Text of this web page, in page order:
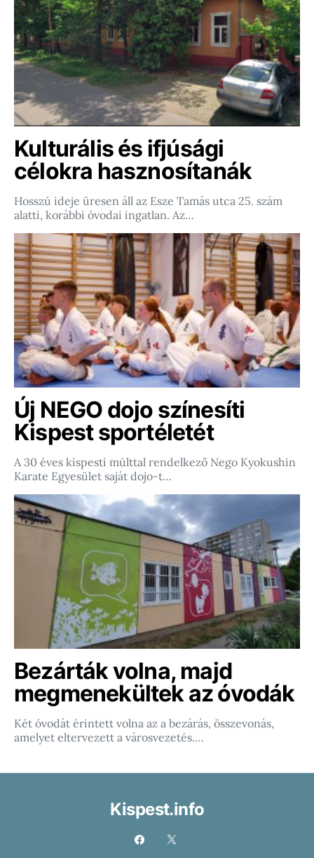
Kulturális és ifjúsági
célokra hasznosítanák
Hosszú ideje üresen áll az Esze Tamás utca 25. szám
alatti, korábbi óvodai ingatlan. Az…
Új NEGO dojo színesíti
Kispest sportéletét
A 30 éves kispesti múlttal rendelkező Nego Kyokushin
Karate Egyesület saját dojo-t…
Bezárták volna, majd
megmenekültek az óvodák
Két óvodát érintett volna az a bezárás, összevonás,
amelyet eltervezett a városvezetés.…
Kispest.info